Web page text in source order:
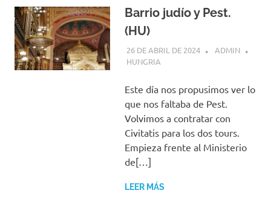
Barrio judío y Pest.
(HU)
26 DE ABRIL DE 2024
ADMIN
HUNGRIA
Este día nos propusimos ver lo
que nos faltaba de Pest.
Volvimos a contratar con
Civitatis para los dos tours.
Empieza frente al Ministerio
de[…]
LEER MÁS